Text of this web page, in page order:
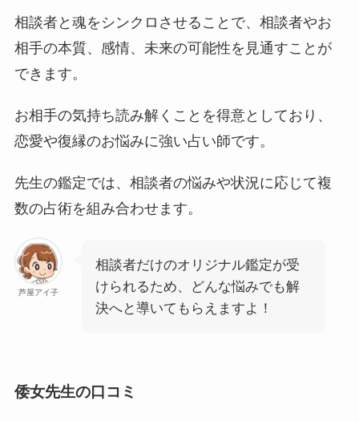
相談者と魂をシンクロさせることで、相談者やお
相手の本質、感情、未来の可能性を見通すことが
できます。
お相手の気持ち読み解くことを得意としており、
恋愛や復縁のお悩みに強い占い師です。
先生の鑑定では、相談者の悩みや状況に応じて複
数の占術を組み合わせます。
芦屋アイ子
相談者だけのオリジナル鑑定が受
けられるため、どんな悩みでも解
決へと導いてもらえますよ！
倭女先生の口コミ